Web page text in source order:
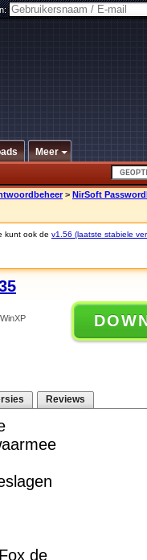
Meer
> NirSoft
kunt ook de v1.56 (laatste stabiele
Reviews
de